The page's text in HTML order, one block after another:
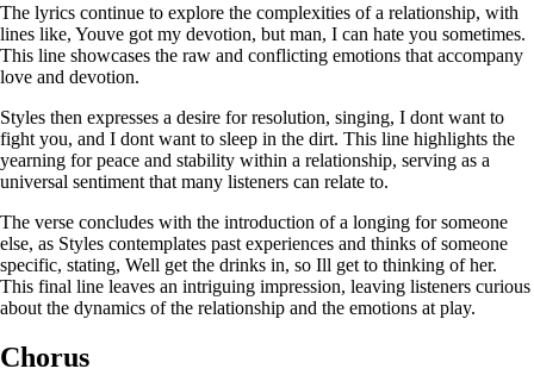
The lyrics continue to explore the complexities of a relationship, with
lines like, Youve got my devotion, but man, I can hate you sometimes.
This line showcases the raw and conflicting emotions that accompany
love and devotion.
Styles then expresses a desire for resolution, singing, I dont want to
fight you, and I dont want to sleep in the dirt. This line highlights the
yearning for peace and stability within a relationship, serving as a
universal sentiment that many listeners can relate to.
The verse concludes with the introduction of a longing for someone
else, as Styles contemplates past experiences and thinks of someone
specific, stating, Well get the drinks in, so Ill get to thinking of her.
This final line leaves an intriguing impression, leaving listeners curious
about the dynamics of the relationship and the emotions at play.
Chorus